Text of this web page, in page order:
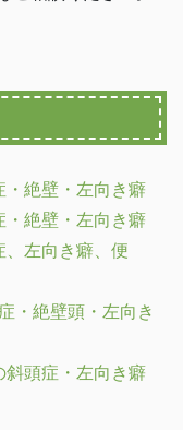
絶壁・左向き癖
絶壁・左向き癖
左向き癖、便
・絶壁頭・左向き
頭症・左向き癖